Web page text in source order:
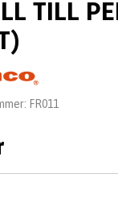
TILL
FR011